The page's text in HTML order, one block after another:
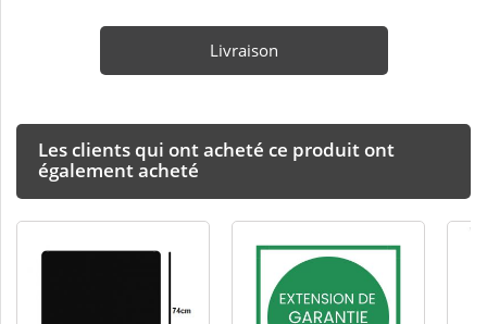
Livraison
Les clients qui ont acheté ce produit ont
également acheté